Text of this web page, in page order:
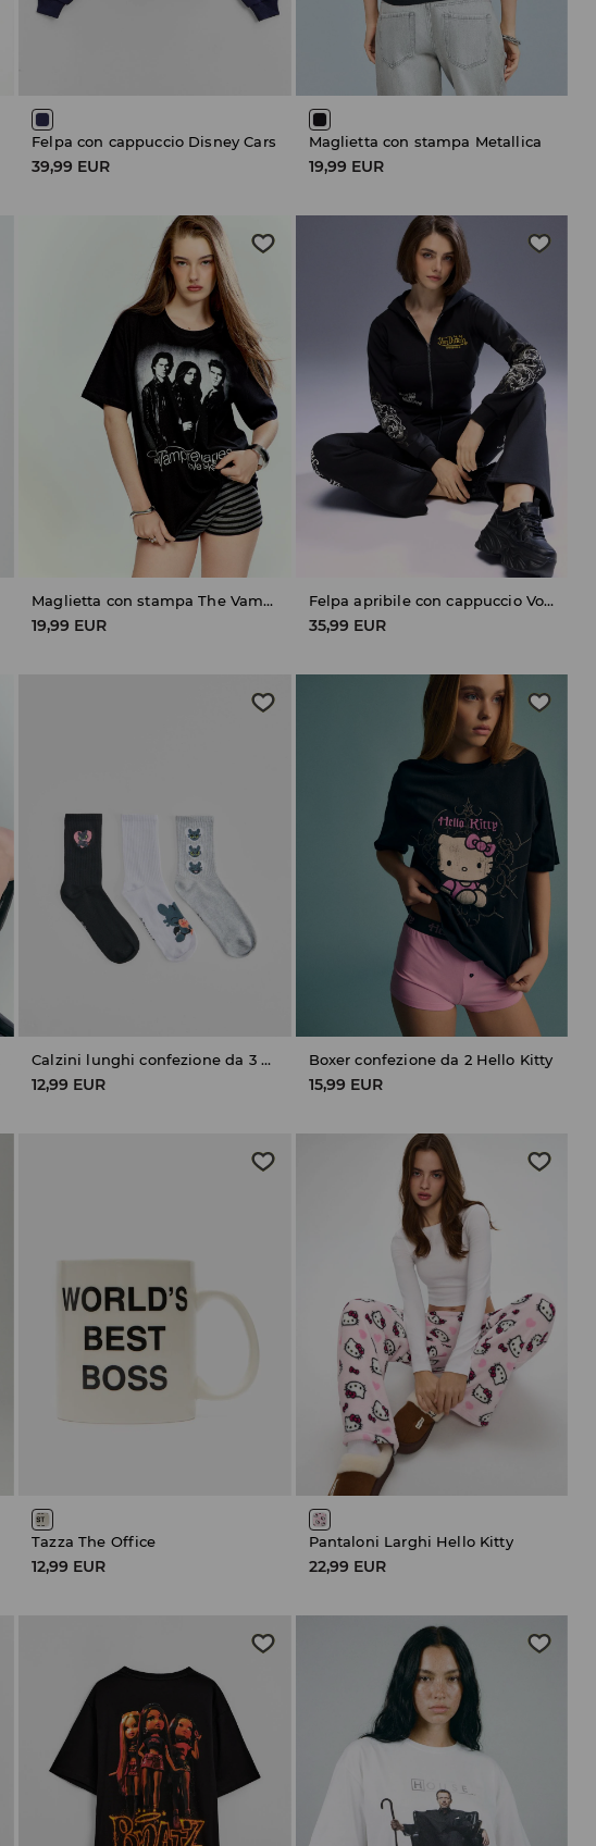
Felpa con cappuccio Disney Cars
39,99 EUR
Maglietta con stampa Metallica
19,99 EUR
Maglietta con stampa The Vampire Diaries
19,99 EUR
Felpa apribile con cappuccio Von Dutch
35,99 EUR
Calzini lunghi confezione da 3 How to Train Your Dragon
12,99 EUR
Boxer confezione da 2 Hello Kitty
15,99 EUR
Tazza The Office
12,99 EUR
Pantaloni Larghi Hello Kitty
22,99 EUR